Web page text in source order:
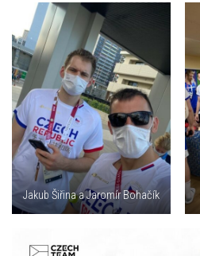
Jakub Šiřina a Jaromír Bohačík